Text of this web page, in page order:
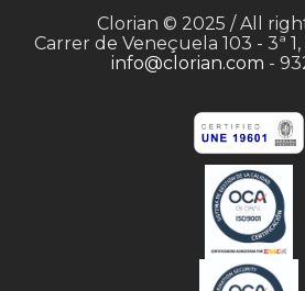
Clorian © 2025 / All
Carrer de Veneçuela 103 - 3ª
info@clorian.com -